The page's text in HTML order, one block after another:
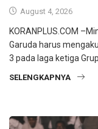
August 4, 2026
KORANPLUS.COM
Garuda harus
3 pada laga ketiga
SELENGKAPNYA